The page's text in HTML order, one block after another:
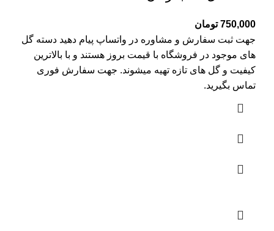
750,000 تومان
جهت ثبت سفارش و مشاوره در واتساپ پیام دهید دسته گل
های موجود در فروشگاه با قیمت بروز هستند و با بالاترین
کیفیت و گل های تازه تهیه میشوند. جهت سفارش فوری
تماس بگیرید.